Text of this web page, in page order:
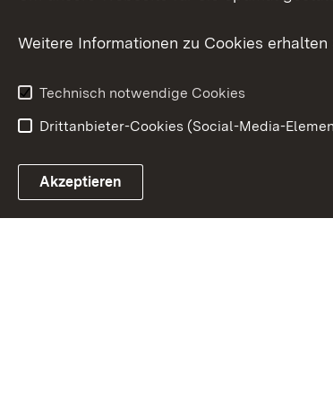
Link zum Landesportal
Weitere Informationen zu Cookies erhalten
Technisch notwendige Cookies
Drittanbieter-Cookies (Social-Media-
Akzeptieren